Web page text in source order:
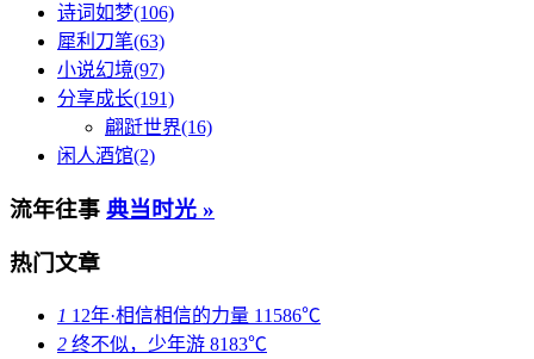
诗词如梦(106)
犀利刀笔(63)
小说幻境(97)
分享成长(191)
翩跹世界(16)
闲人酒馆(2)
流年往事 典当时光 »
热门文章
1 12年·相信相信的力量 11586℃
2 终不似，少年游 8183℃